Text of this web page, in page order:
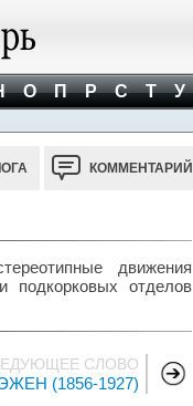
О П Р С Т У
КОММЕНТАРИЙ
движения
подкорковых отделов
СЛОВО
(1856-1927)